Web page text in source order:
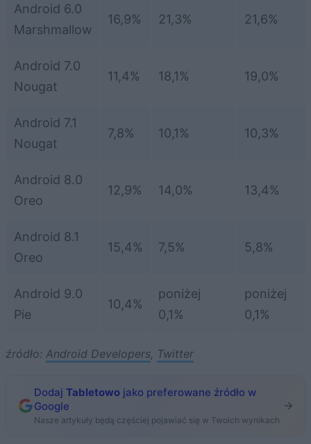
Android 6.0
Marshmallow
16,9% 21,3% 21,6%
Android 7.0
Nougat
11,4% 18,1% 19,0%
Android 7.1
Nougat
7,8% 10,1% 10,3%
Android 8.0
Oreo
12,9% 14,0% 13,4%
Android 8.1
Oreo
15,4% 7,5% 5,8%
Android 9.0
Pie
10,4%
poniżej
0,1%
poniżej
0,1%
źródło: Android Developers Twitter
Dodaj Tabletowo jako preferowane źródło w
Google
Nasze artykuły będą częściej pojawiać się w Twoich wynikach